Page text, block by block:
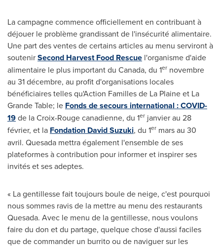
La campagne commence officiellement en contribuant à
déjouer le problème grandissant de l'insécurité alimentaire.
Une part des ventes de certains articles au menu serviront à
soutenirSecond Harvest Food Rescue l'organisme d'aide
alimentaire le plus important du Canada, du 1er novembre
au 31 décembre, au profit d'organisations locales
bénéficiaires telles qu'Action Familles de La Plaineet La
Grande Table; le Fonds de secours international : COVID-
19de la Croix-Rouge canadienne, du 1er janvier au 28
février, et la Fondation David Suzuki, du 1er mars au 30
avril. Quesada mettra également l'ensemble de ses
plateformes à contribution pour informer et inspirer ses
invités et ses adeptes.
« La gentillesse fait toujours boule de neige, c'est pourquoi
nous sommes ravis de la mettre au menu des restaurants
Quesada. Avec le menu de la gentillesse, nous voulons
faire du don et du partage, quelque chose d'aussi faciles
que de commander un burrito ou de naviguer sur les